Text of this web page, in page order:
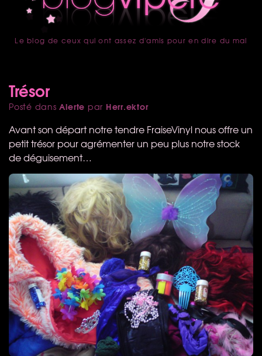
accueil
Le blog de ceux qui ont assez d'amis pour en dire du mal
Trésor
Posté dansAlerte par Herr.ektor
Avant son départ notre tendre FraiseVinyl nous offre un
petit trésor pour agrémenter un peu plus notre stock
de déguisement…